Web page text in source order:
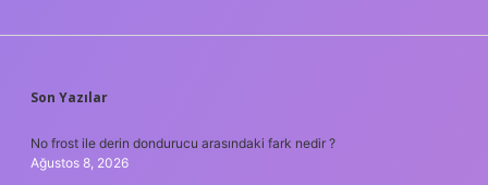
SIDEBAR
Son Yazılar
No frost ile derin dondurucu arasındaki fark nedir ?
Ağustos 8, 2026